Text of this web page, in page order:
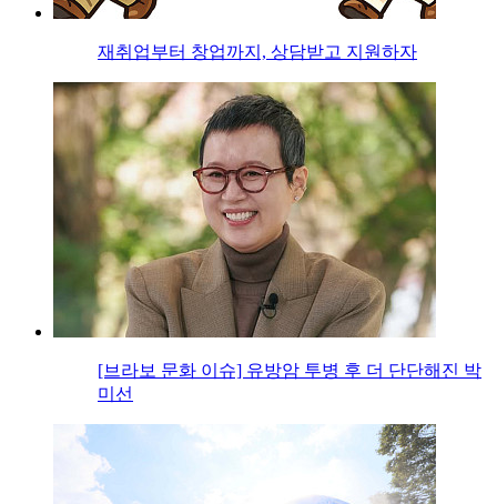
재취업부터 창업까지, 상담받고 지원하자
[브라보 문화 이슈] 유방암 투병 후 더 단단해진 박
미선